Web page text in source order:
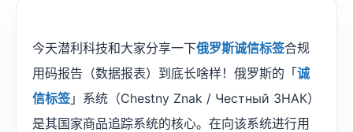
今天潜利科技和大家分享一下俄罗斯诚信标签合规
用码报告（数据报表）到底长啥样！俄罗斯的「 诚
信标签 」系统（Chestny Znak / Честный ЗНАК）
是其国家商品追踪系统的核心。在向该系统进行用